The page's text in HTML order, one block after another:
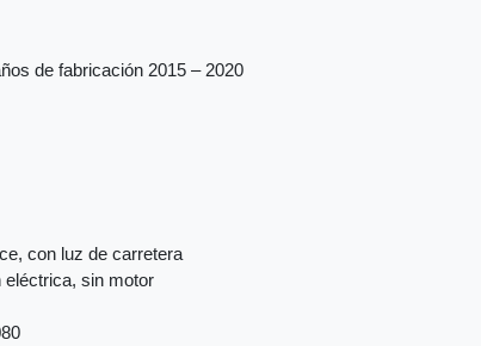
de fabricación 2015 – 2020
con luz de carretera
eléctrica, sin motor